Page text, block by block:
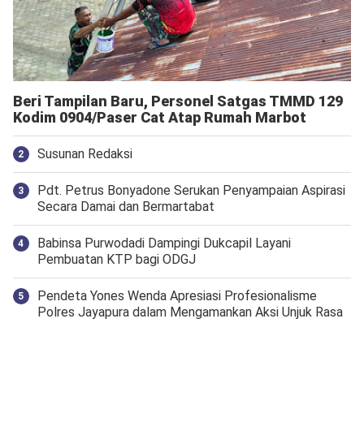
Beri Tampilan Baru, Personel Satgas TMMD 129
Kodim 0904/Paser Cat Atap Rumah Marbot
Susunan Redaksi
Pdt. Petrus Bonyadone Serukan Penyampaian Aspirasi
Secara Damai dan Bermartabat
Babinsa Purwodadi Dampingi Dukcapil Layani
Pembuatan KTP bagi ODGJ
Pendeta Yones Wenda Apresiasi Profesionalisme
Polres Jayapura dalam Mengamankan Aksi Unjuk Rasa